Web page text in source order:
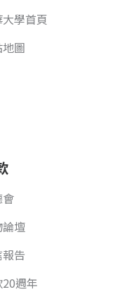
學首頁
圖
會
壇
告
週年